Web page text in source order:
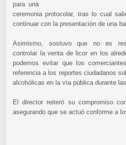
para una
ceremonia protocolar, tras lo cual
continuar con la presentación de una
Asimismo, sostuvo que no es
controlar la venta de licor en los
podemos evitar que los
referencia a los reportes ciudadanos
alcohólicas en la vía pública durante
El director reiteró su compromiso
asegurando que se actuó conforme a